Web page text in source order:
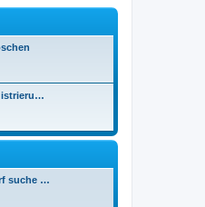
suche …